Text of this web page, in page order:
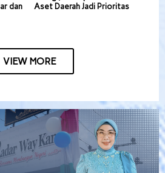
dan
Aset Daerah Jadi Prioritas
VIEW MORE